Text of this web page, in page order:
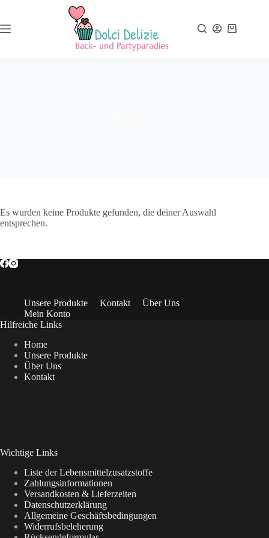
springen
Warenkorb
Es wurden keine Produkte gefunden, die deiner Auswahl
entsprechen.
Unsere Produkte Kontakt
Über Uns
Mein Konto
Hilfreiche Links
Home
Unsere Produkte
Über Uns
Kontakt
Wichtige Links
Liste der Lebensmittelzusatzstoffe
Zahlungsinformationen
Versandkosten & Lieferzeiten
Datenschutzerklärung
Allgemeine Geschäftsbedingungen
Widerrufsbeleherung